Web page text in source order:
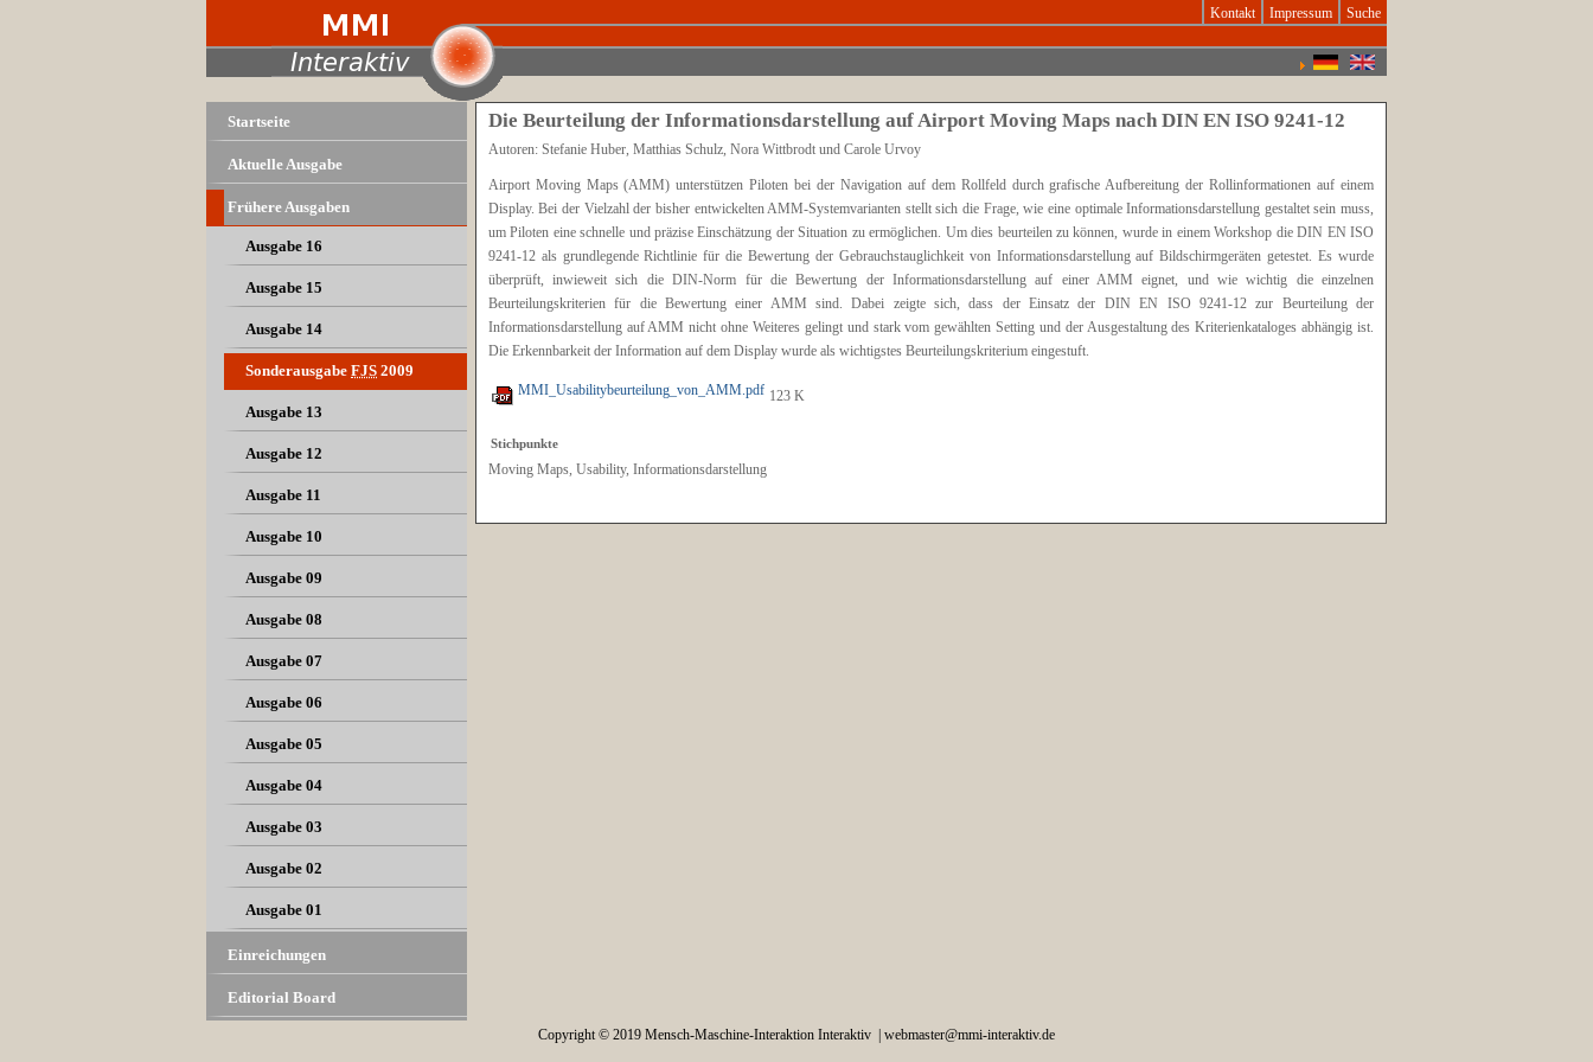
Kontakt Impressum Suche
Startseite
Aktuelle Ausgabe
Frühere Ausgaben
Ausgabe 16
Ausgabe 15
Ausgabe 14
Sonderausgabe FJS 2009
Ausgabe 13
Ausgabe 12
Ausgabe 11
Ausgabe 10
Ausgabe 09
Ausgabe 08
Ausgabe 07
Ausgabe 06
Ausgabe 05
Ausgabe 04
Ausgabe 03
Ausgabe 02
Ausgabe 01
Einreichungen
Editorial Board
Die Beurteilung der Informationsdarstellung auf Airport Moving Maps nach DIN EN ISO 9241-12
Autoren: Stefanie Huber, Matthias Schulz, Nora Wittbrodt und Carole Urvoy
Airport Moving Maps (AMM) unterstützen Piloten bei der Navigation auf dem Rollfeld durch grafische Aufbereitung der Rollinformationen auf einem
Display. Bei der Vielzahl der bisher entwickelten AMM-Systemvarianten stellt sich die Frage, wie eine optimale Informationsdarstellung gestaltet sein muss,
um Piloten eine schnelle und präzise Einschätzung der Situation zu ermöglichen. Um dies beurteilen zu können, wurde in einem Workshop die DIN EN ISO
9241-12 als grundlegende Richtlinie für die Bewertung der Gebrauchstauglichkeit von Informationsdarstellung auf Bildschirmgeräten getestet. Es wurde
überprüft, inwieweit sich die DIN-Norm für die Bewertung der Informationsdarstellung auf einer AMM eignet, und wie wichtig die einzelnen
Beurteilungskriterien für die Bewertung einer AMM sind. Dabei zeigte sich, dass der Einsatz der DIN EN ISO 9241-12 zur Beurteilung der
Informationsdarstellung auf AMM nicht ohne Weiteres gelingt und stark vom gewählten Setting und der Ausgestaltung des Kriterienkataloges abhängig ist.
Die Erkennbarkeit der Information auf dem Display wurde als wichtigstes Beurteilungskriterium eingestuft.
MMI_Usabilitybeurteilung_von_AMM.pdf 123 K
Stichpunkte
Moving Maps, Usability, Informationsdarstellung
Copyright © 2019 Mensch-Maschine-Interaktion Interaktiv | webmaster@mmi-interaktiv.de